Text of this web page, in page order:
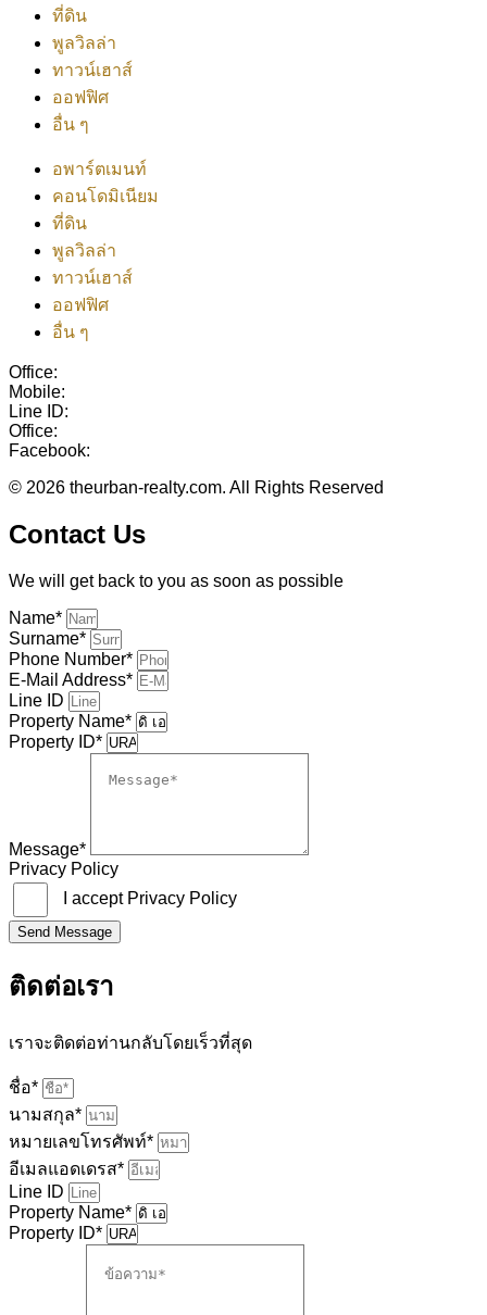
ที่ดิน
พูลวิลล่า
ทาวน์เฮาส์
ออฟฟิศ
อื่น ๆ
อพาร์ตเมนท์
คอนโดมิเนียม
ที่ดิน
พูลวิลล่า
ทาวน์เฮาส์
ออฟฟิศ
อื่น ๆ
Office:
Mobile:
Line ID:
Office:
Facebook:
© 2026 theurban-realty.com. All Rights Reserved
Contact Us
We will get back to you as soon as possible
Name*
Surname*
Phone Number*
E-Mail Address*
Line ID
Property Name*
Property ID*
Message*
Privacy Policy
I accept Privacy Policy
Send Message
ติดต่อเรา
เราจะติดต่อท่านกลับโดยเร็วที่สุด
ชื่อ*
นามสกุล*
หมายเลขโทรศัพท์*
อีเมลแอดเดรส*
Line ID
Property Name*
Property ID*